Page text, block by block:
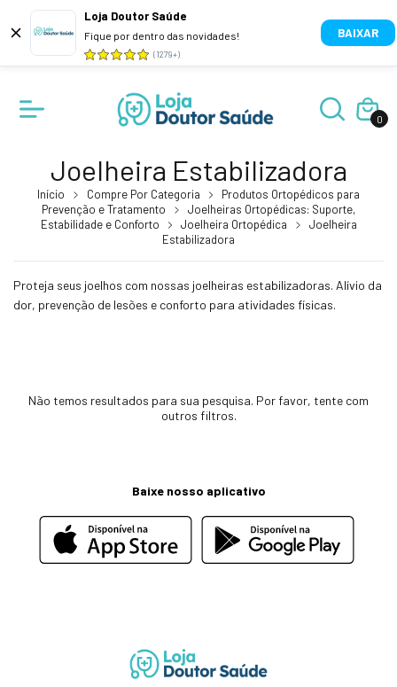
Loja Doutor Saúde
Fique por dentro das novidades!
(1279+)
BAIXAR
0
Joelheira Estabilizadora
Início Compre Por Categoria
Produtos Ortopédicos para
Prevenção e Tratamento
Joelheiras Ortopédicas: Suporte,
Estabilidade e Conforto
Joelheira Ortopédica
Joelheira
Estabilizadora
Proteja seus joelhos com nossas joelheiras estabilizadoras. Alívio da
dor, prevenção de lesões e conforto para atividades físicas.
Não temos resultados para sua pesquisa. Por favor, tente com
outros filtros.
Baixe nosso aplicativo